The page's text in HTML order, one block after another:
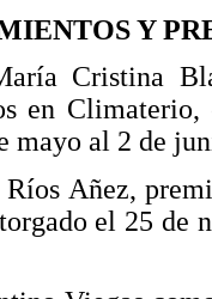
Y
Cristina
en
mayo al 2 de
Añez,
el 25 de